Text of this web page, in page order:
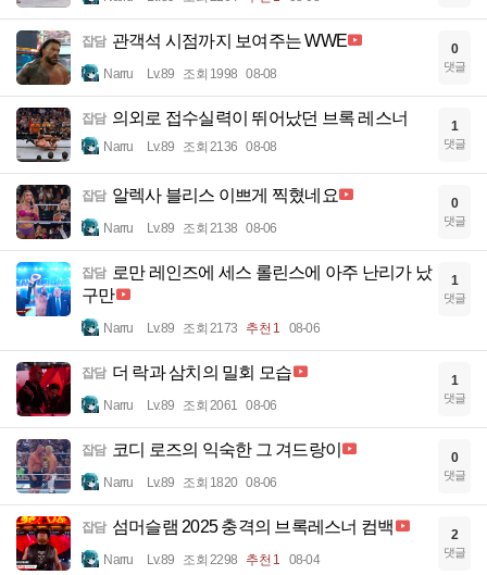
잡담 관객석 시점까지 보여주는 WWE
Narru Lv.89 조회 1998 08-08
0
댓글
잡담 의외로 접수실력이 뛰어났던 브록 레스너
Narru Lv.89 조회 2136 08-08
1
댓글
잡담 알렉사 블리스 이쁘게 찍혔네요
Narru Lv.89 조회 2138 08-06
0
댓글
잡담 로만 레인즈에 세스 롤린스에 아주 난리가 났
구만
Narru Lv.89 조회 2173 추천 1 08-06
1
댓글
잡담 더 락과 삼치의 밀회 모습
Narru Lv.89 조회 2061 08-06
1
댓글
잡담 코디 로즈의 익숙한 그 겨드랑이
Narru Lv.89 조회 1820 08-06
0
댓글
잡담 섬머슬램 2025 충격의 브록레스너 컴백
Narru Lv.89 조회 2298 추천 1 08-04
2
댓글